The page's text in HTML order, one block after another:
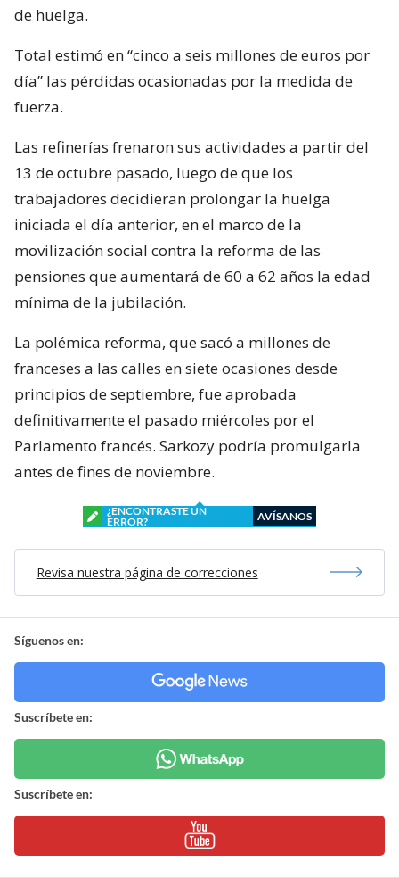
de huelga.
Total estimó en “cinco a seis millones de euros por
día” las pérdidas ocasionadas por la medida de
fuerza.
Las refinerías frenaron sus actividades a partir del
13 de octubre pasado, luego de que los
trabajadores decidieran prolongar la huelga
iniciada el día anterior, en el marco de la
movilización social contra la reforma de las
pensiones que aumentará de 60 a 62 años la edad
mínima de la jubilación.
La polémica reforma, que sacó a millones de
franceses a las calles en siete ocasiones desde
principios de septiembre, fue aprobada
definitivamente el pasado miércoles por el
Parlamento francés. Sarkozy podría promulgarla
antes de fines de noviembre.
¿ENCONTRASTE UN
ERROR?
AVÍSANOS
Revisa nuestra página de correcciones
Síguenos en:
Suscríbete en:
Suscríbete en: